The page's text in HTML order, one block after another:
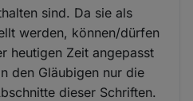
sind. Da sie als
werden, können/dürfen
heutigen Zeit angepasst
den Gläubigen nur die
dieser Schriften.